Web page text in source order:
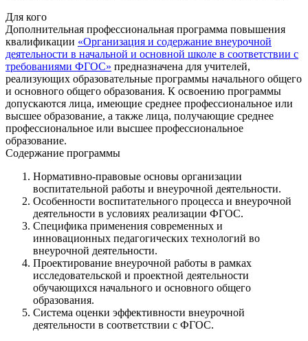
Для кого
Дополнительная профессиональная программа повышения
квалификации «Организация и содержание внеурочной
деятельности в начальной и основной школе в соответствии с
требованиями ФГОС» предназначена для учителей,
реализующих образовательные программы начального общего
и основного общего образования. К освоению программы
допускаются лица, имеющие среднее профессиональное или
высшее образование, а также лица, получающие среднее
профессиональное или высшее профессиональное
образование.
Содержание программы
Нормативно-правовые основы организации
воспитательной работы и внеурочной деятельности.
Особенности воспитательного процесса и внеурочной
деятельности в условиях реализации ФГОС.
Специфика применения современных и
инновационных педагогических технологий во
внеурочной деятельности.
Проектирование внеурочной работы в рамках
исследовательской и проектной деятельности
обучающихся начального и основного общего
образования.
Система оценки эффективности внеурочной
деятельности в соответствии с ФГОС.